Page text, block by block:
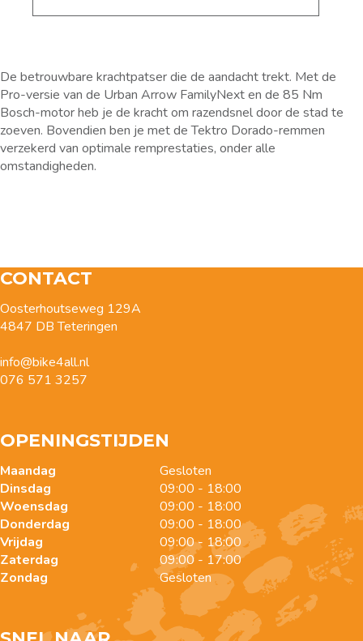
De betrouwbare krachtpatser die de aandacht trekt. Met de
Pro-versie van de Urban Arrow FamilyNext en de 85 Nm
Bosch-motor heb je de kracht om razendsnel door de stad te
zoeven. Bovendien ben je met de Tektro Dorado-remmen
verzekerd van optimale remprestaties, onder alle
omstandigheden.
CONTACT
Oosterhoutseweg 129A
4847 DB Teteringen
info@bike4all.nl
076 571 3257
OPENINGSTIJDEN
Maandag
Dinsdag
Woensdag
Donderdag
Vrijdag
Zaterdag
Zondag
Gesloten
09:00 - 18:00
09:00 - 18:00
09:00 - 18:00
09:00 - 18:00
09:00 - 17:00
Gesloten